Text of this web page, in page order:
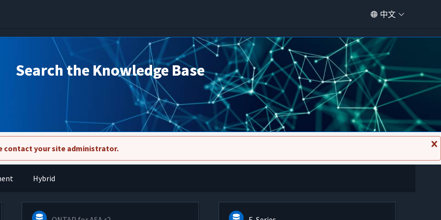
中文
Search the Knowledge Base
关
闭
contact your site administrator.
Hybrid